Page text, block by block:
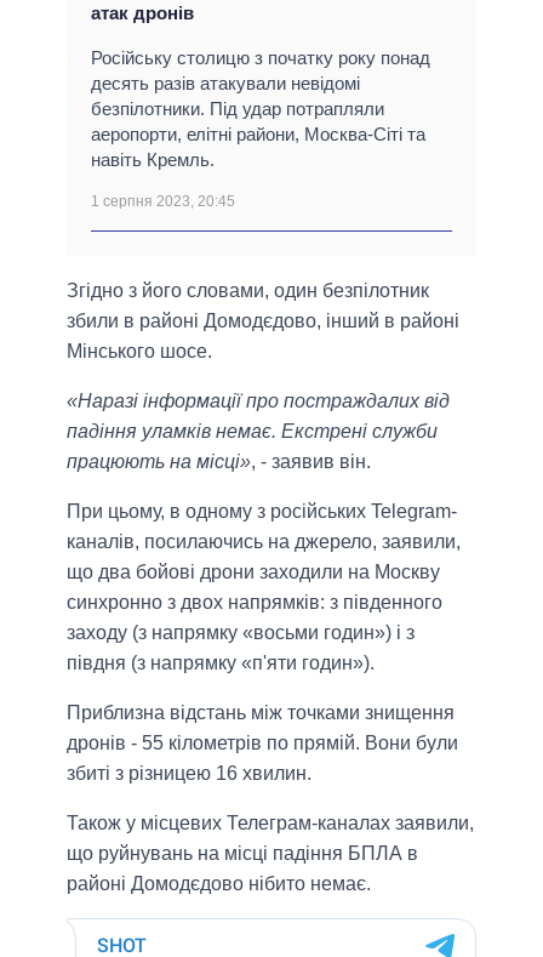
атак дронів
Російську столицю з початку року понад
десять разів атакували невідомі
безпілотники. Під удар потрапляли
аеропорти, елітні райони, Москва-Сіті та
навіть Кремль.
1 серпня 2023, 20:45
Згідно з його словами, один безпілотник
збили в районі Домодєдово, інший в районі
Мінського шосе.
«Наразі інформації про постраждалих від
падіння уламків немає. Екстрені служби
працюють на місці», - заявив він.
При цьому, в одному з російських Telegram-
каналів, посилаючись на джерело, заявили,
що два бойові дрони заходили на Москву
синхронно з двох напрямків: з південного
заходу (з напрямку «восьми годин») і з
півдня (з напрямку «п'яти годин»).
Приблизна відстань між точками знищення
дронів - 55 кілометрів по прямій. Вони були
збиті з різницею 16 хвилин.
Також у місцевих Телеграм-каналах заявили,
що руйнувань на місці падіння БПЛА в
районі Домодєдово нібито немає.